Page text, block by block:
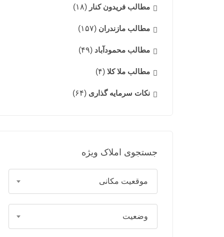
مطالب فریدون کنار (۱۸)
مطالب مازندران (۱۵۷)
مطالب محمودآباد (۴۹)
مطالب ملا کلا (۴)
نکات سرمایه گذاری (۶۴)
جستجوی املاک ویژه
موقعیت مکانی
وضعیت